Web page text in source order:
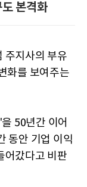
본격화
주지사의 부유
화를 보여주는
50년간 이어
동안 기업 이익
어갔다고 비판